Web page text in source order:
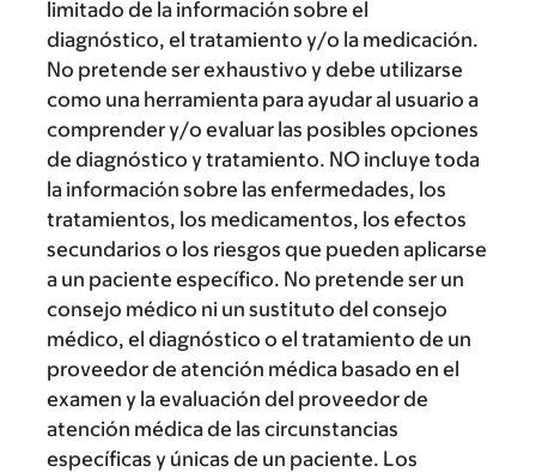
limitado de la información sobre el
diagnóstico, el tratamiento y/o la medicación.
No pretende ser exhaustivo y debe utilizarse
como una herramienta para ayudar al usuario a
comprender y/o evaluar las posibles opciones
de diagnóstico y tratamiento. NO incluye toda
la información sobre las enfermedades, los
tratamientos, los medicamentos, los efectos
secundarios o los riesgos que pueden aplicarse
a un paciente específico. No pretende ser un
consejo médico ni un sustituto del consejo
médico, el diagnóstico o el tratamiento de un
proveedor de atención médica basado en el
examen y la evaluación del proveedor de
atención médica de las circunstancias
específicas y únicas de un paciente. Los